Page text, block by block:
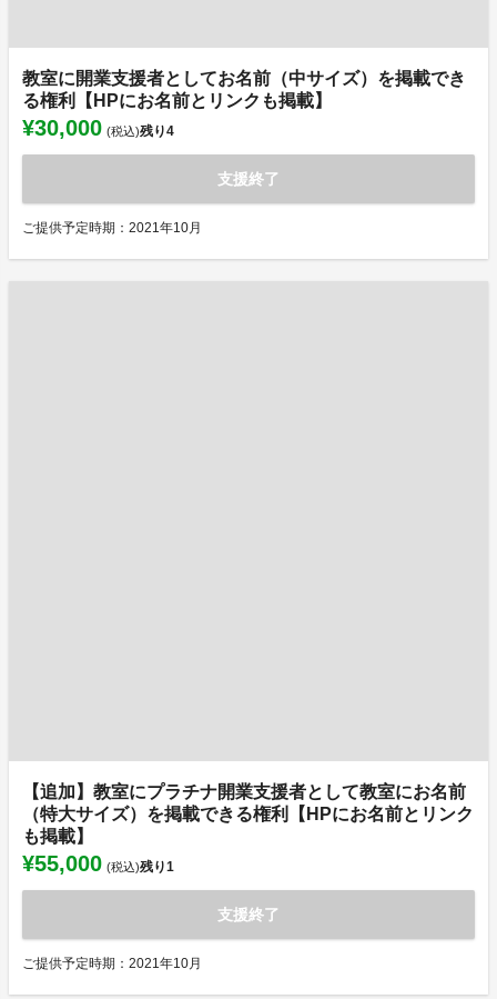
教室に開業支援者としてお名前（中サイズ）を掲載でき
る権利【HPにお名前とリンクも掲載】
¥30,000 (税込)残り4
支援終了
ご提供予定時期：2021年10月
【追加】教室にプラチナ開業支援者として教室にお名前
（特大サイズ）を掲載できる権利【HPにお名前とリンク
も掲載】
¥55,000 (税込)残り1
支援終了
ご提供予定時期：2021年10月